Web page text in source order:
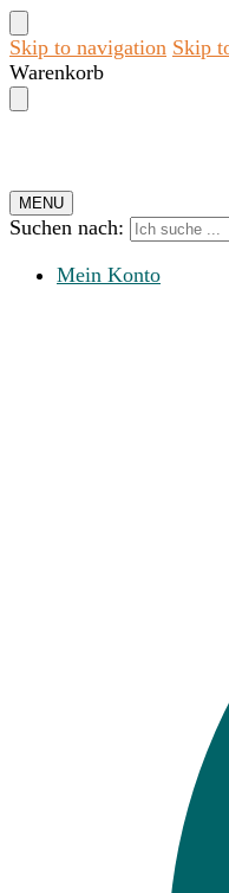
Skip to navigation Skip
Warenkorb
MENU
Suchen nach:
Mein Konto